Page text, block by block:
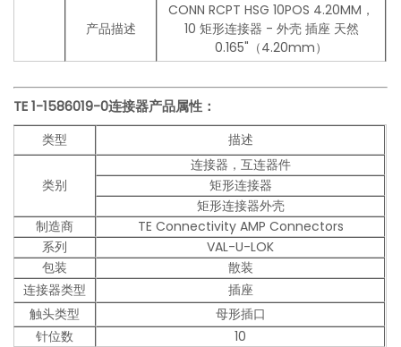
产品描述
CONN RCPT HSG 10POS 4.20MM，
10 矩形连接器 - 外壳 插座 天然
0.165"（4.20mm）
TE 1-1586019-0连接器产品属性：
类型 描述
类别
连接器，互连器件
矩形连接器
矩形连接器外壳
制造商
TE Connectivity AMP Connectors
系列
VAL-U-LOK
包装
散装
连接器类型
插座
触头类型
母形插口
针位数
10